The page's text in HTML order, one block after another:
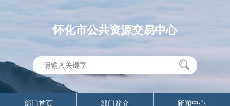
怀化市公共资源交易中心
部门首页 部门简介 新闻中心